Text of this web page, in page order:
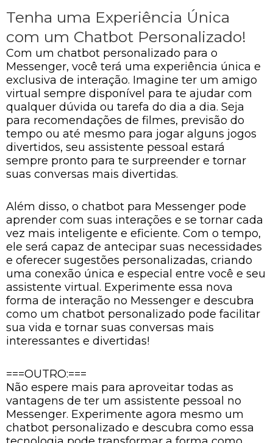
Tenha uma Experiência Única
com um Chatbot Personalizado!
Com um chatbot personalizado para o
Messenger, você terá uma experiência única e
exclusiva de interação. Imagine ter um amigo
virtual sempre disponível para te ajudar com
qualquer dúvida ou tarefa do dia a dia. Seja
para recomendações de filmes, previsão do
tempo ou até mesmo para jogar alguns jogos
divertidos, seu assistente pessoal estará
sempre pronto para te surpreender e tornar
suas conversas mais divertidas.
Além disso, o chatbot para Messenger pode
aprender com suas interações e se tornar cada
vez mais inteligente e eficiente. Com o tempo,
ele será capaz de antecipar suas necessidades
e oferecer sugestões personalizadas, criando
uma conexão única e especial entre você e seu
assistente virtual. Experimente essa nova
forma de interação no Messenger e descubra
como um chatbot personalizado pode facilitar
sua vida e tornar suas conversas mais
interessantes e divertidas!
===OUTRO:===
Não espere mais para aproveitar todas as
vantagens de ter um assistente pessoal no
Messenger. Experimente agora mesmo um
chatbot personalizado e descubra como essa